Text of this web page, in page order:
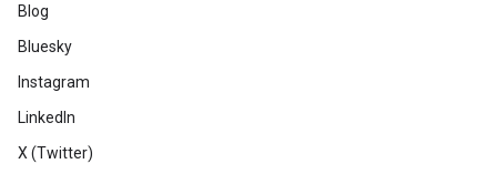
Blog
Bluesky
Instagram
LinkedIn
X (Twitter)